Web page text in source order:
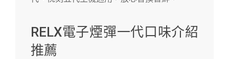
RELX電子煙彈一代口味介紹
推薦